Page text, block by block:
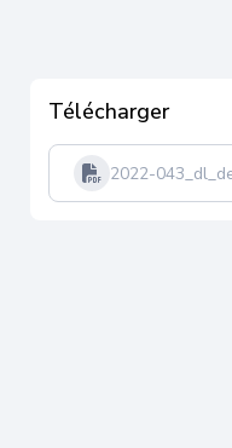
Télécharger
2022-